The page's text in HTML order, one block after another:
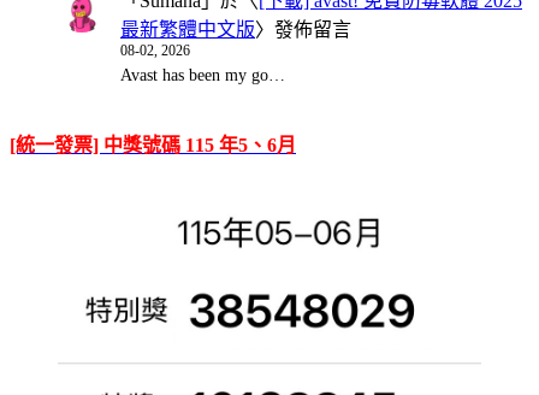
最新繁體中文版〉發佈留言
08-02, 2026
Avast has been my go…
[統一發票] 中獎號碼 115 年5、6月